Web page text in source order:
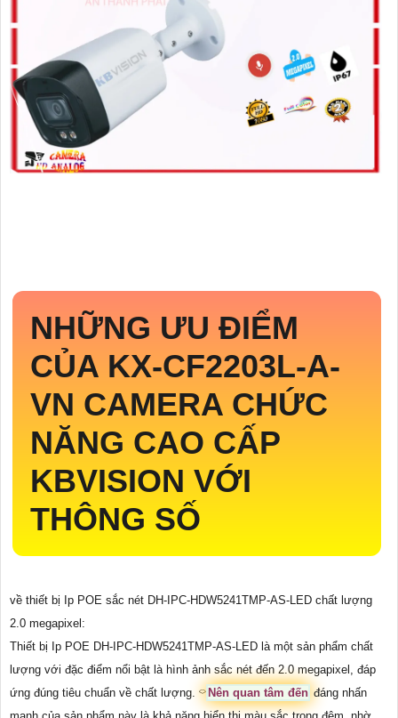
NHỮNG ƯU ĐIỂM
CỦA KX-CF2203L-A-
VN CAMERA CHỨC
NĂNG CAO CẤP
KBVISION VỚI
THÔNG SỐ
về thiết bị Ip POE sắc nét DH-IPC-HDW5241TMP-AS-LED chất lượng
2.0 megapixel:
Thiết bị Ip POE DH-IPC-HDW5241TMP-AS-LED là một sản phẩm chất
lượng với đặc điểm nổi bật là hình ảnh sắc nét đến 2.0 megapixel, đáp
ứng đúng tiêu chuẩn về chất lượng. ⌔ Nên quan tâm đến đáng nhấn